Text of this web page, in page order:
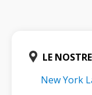
LE
New York